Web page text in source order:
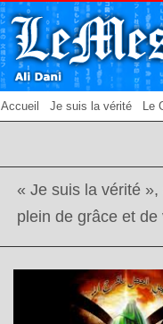
Accueil Je suis la vérité Le
« Je suis la vérité
plein de grâce et de